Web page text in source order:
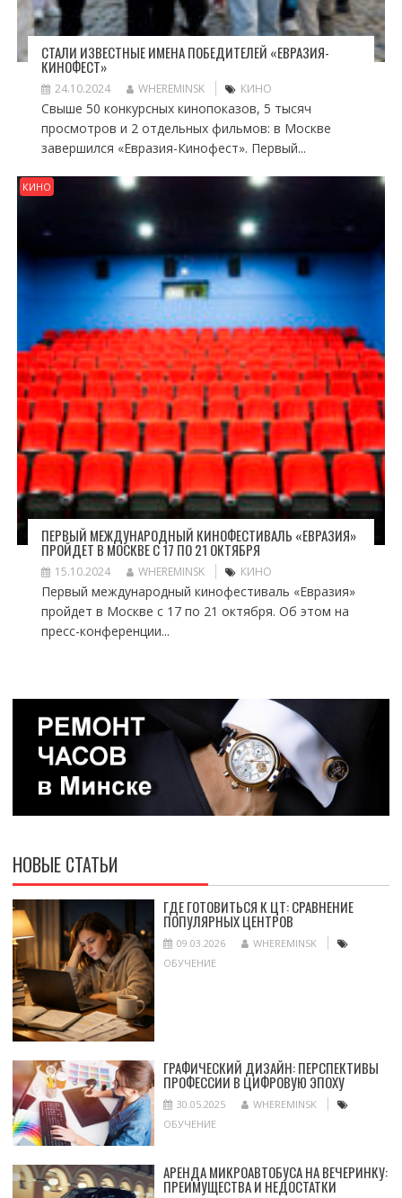
СТАЛИ ИЗВЕСТНЫЕ ИМЕНА ПОБЕДИТЕЛЕЙ «ЕВРАЗИЯ-
КИНОФЕСТ»
24.10.2024 WHEREMINSK КИНО
Свыше 50 конкурсных кинопоказов, 5 тысяч
просмотров и 2 отдельных фильмов: в Москве
завершился «Евразия-Кинофест». Первый...
КИНО
ПЕРВЫЙ МЕЖДУНАРОДНЫЙ КИНОФЕСТИВАЛЬ «ЕВРАЗИЯ»
ПРОЙДЕТ В МОСКВЕ С 17 ПО 21 ОКТЯБРЯ
15.10.2024 WHEREMINSK КИНО
Первый международный кинофестиваль «Евразия»
пройдет в Москве с 17 по 21 октября. Об этом на
пресс-конференции...
НОВЫЕ СТАТЬИ
ГДЕ ГОТОВИТЬСЯ К ЦТ: СРАВНЕНИЕ
ПОПУЛЯРНЫХ ЦЕНТРОВ
09.03.2026
WHEREMINSK
ОБУЧЕНИЕ
ГРАФИЧЕСКИЙ ДИЗАЙН: ПЕРСПЕКТИВЫ
ПРОФЕССИИ В ЦИФРОВУЮ ЭПОХУ
30.05.2025
WHEREMINSK
ОБУЧЕНИЕ
АРЕНДА МИКРОАВТОБУСА НА ВЕЧЕРИНКУ:
ПРЕИМУЩЕСТВА И НЕДОСТАТКИ